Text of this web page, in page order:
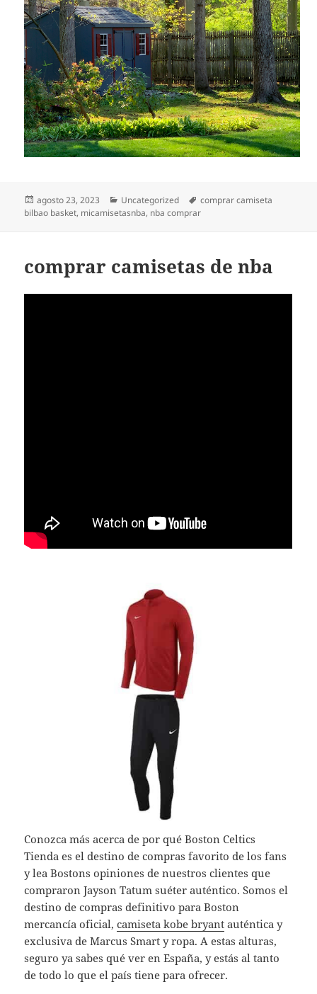
Publicado
el
agosto 23, 2023 Categorías
Uncategorized Etiquetas
comprar camiseta
bilbao basket, micamisetasnba, nba comprar
comprar camisetas de nba
Conozca más acerca de por qué Boston Celtics
Tienda es el destino de compras favorito de los fans
y lea Bostons opiniones de nuestros clientes que
compraron Jayson Tatum suéter auténtico. Somos el
destino de compras definitivo para Boston
mercancía oficial,camiseta kobe bryant auténtica y
exclusiva de Marcus Smart y ropa. A estas alturas,
seguro ya sabes qué ver en España, y estás al tanto
de todo lo que el país tiene para ofrecer.